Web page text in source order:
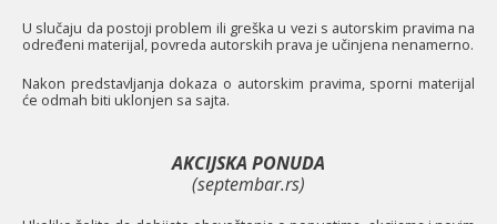
U slučaju da postoji problem ili greška u vezi s autorskim pravima na
određeni materijal, povreda autorskih prava je učinjena nenamerno.
Nakon predstavljanja dokaza o autorskim pravima, sporni materijal
će odmah biti uklonjen sa sajta.
AKCIJSKA PONUDA
(septembar.rs)